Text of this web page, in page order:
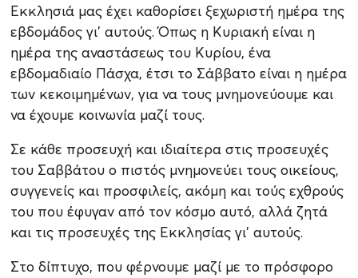
Εκκλησιά μας έχει καθορίσει ξεχωριστή ημέρα της
εβδομάδος γι’ αυτούς. Όπως η Κυριακή είναι η
ημέρα της αναστάσεως του Κυρίου, ένα
εβδομαδιαίο Πάσχα, έτσι το Σάββατο είναι η ημέρα
των κεκοιμημένων, για να τους μνημονεύουμε και
να έχουμε κοινωνία μαζί τους.
Σε κάθε προσευχή και ιδιαίτερα στις προσευχές
του Σαββάτου ο πιστός μνημονεύει τους οικείους,
συγγενείς και προσφιλείς, ακόμη και τούς εχθρούς
του που έφυγαν από τον κόσμο αυτό, αλλά ζητά
και τις προσευχές της Εκκλησίας γι’ αυτούς.
Στο δίπτυχο, που φέρνουμε μαζί με το πρόσφορο